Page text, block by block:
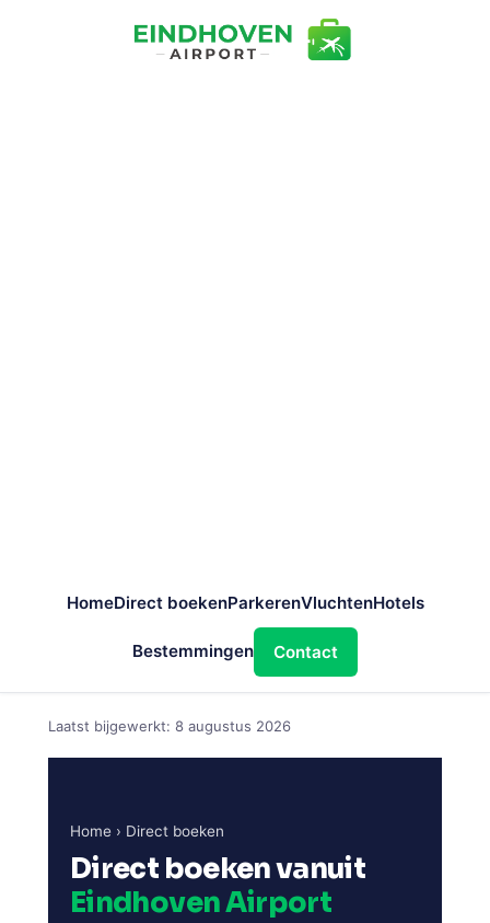
HomeDirect boekenParkerenVluchtenHotels
Bestemmingen Contact
Laatst bijgewerkt: 8 augustus 2026
Home › Direct boeken
Direct boeken vanuit
Eindhoven Airport